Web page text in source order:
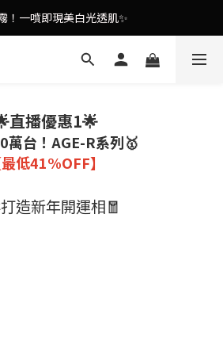
能美容儀🌸護膚效果UP！
！一噴即現美白光透肌✨
能美容儀🌸護膚效果UP！
直播優惠1🌟
萬台！AGE-R系列🥇
最低41%OFF】
造新年開運相🧧